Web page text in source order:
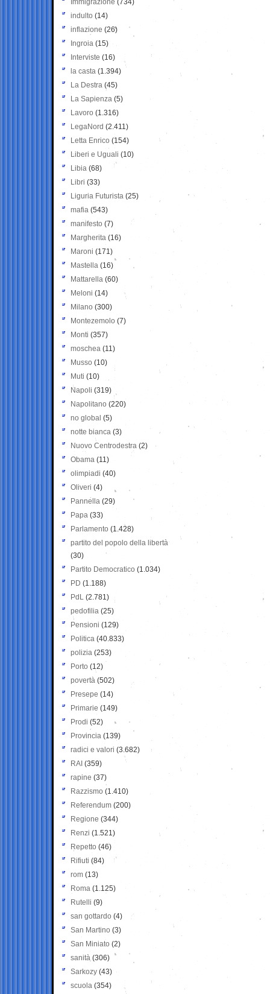
Immigrazione (734)
indulto (14)
inflazione (26)
Ingroia (15)
Interviste (16)
la casta (1.394)
La Destra (45)
La Sapienza (5)
Lavoro (1.316)
LegaNord (2.411)
Letta Enrico (154)
Liberi e Uguali (10)
Libia (68)
Libri (33)
Liguria Futurista (25)
mafia (543)
manifesto (7)
Margherita (16)
Maroni (171)
Mastella (16)
Mattarella (60)
Meloni (14)
Milano (300)
Montezemolo (7)
Monti (357)
moschea (11)
Musso (10)
Muti (10)
Napoli (319)
Napolitano (220)
no global (5)
notte bianca (3)
Nuovo Centrodestra (2)
Obama (11)
olimpiadi (40)
Oliveri (4)
Pannella (29)
Papa (33)
Parlamento (1.428)
partito del popolo della libertà
(30)
Partito Democratico (1.034)
PD (1.188)
PdL (2.781)
pedofilia (25)
Pensioni (129)
Politica (40.833)
polizia (253)
Porto (12)
povertà (502)
Presepe (14)
Primarie (149)
Prodi (52)
Provincia (139)
radici e valori (3.682)
RAI (359)
rapine (37)
Razzismo (1.410)
Referendum (200)
Regione (344)
Renzi (1.521)
Repetto (46)
Rifiuti (84)
rom (13)
Roma (1.125)
Rutelli (9)
san gottardo (4)
San Martino (3)
San Miniato (2)
sanità (306)
Sarkozy (43)
scuola (354)